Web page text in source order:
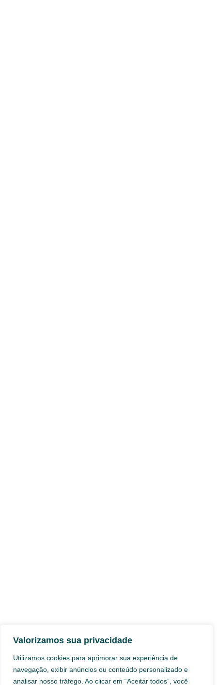
Valorizamos sua privacidade
Utilizamos cookies para aprimorar sua experiência de
navegação, exibir anúncios ou conteúdo personalizado e
analisar nosso tráfego. Ao clicar em “Aceitar todos”, você